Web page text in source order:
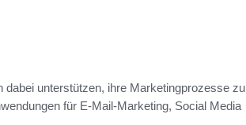
unterstützen, ihre Marketingprozesse zu
für E-Mail-Marketing, Social Media